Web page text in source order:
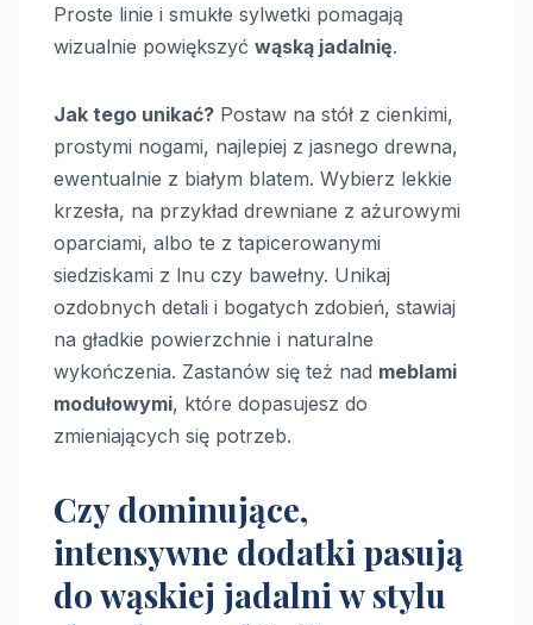
Proste linie i smukłe sylwetki pomagają
wizualnie powiększyć wąską jadalnię.
Jak tego unikać? Postaw na stół z cienkimi,
prostymi nogami, najlepiej z jasnego drewna,
ewentualnie z białym blatem. Wybierz lekkie
krzesła, na przykład drewniane z ażurowymi
oparciami, albo te z tapicerowanymi
siedziskami z lnu czy bawełny. Unikaj
ozdobnych detali i bogatych zdobień, stawiaj
na gładkie powierzchnie i naturalne
wykończenia. Zastanów się też nad meblami
modułowymi, które dopasujesz do
zmieniających się potrzeb.
Czy dominujące,
intensywne dodatki pasują
do wąskiej jadalni w stylu